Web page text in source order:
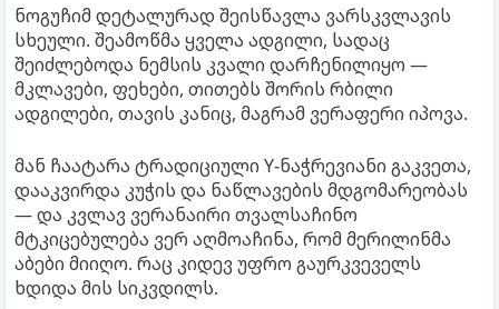
ნოგუჩიმ დეტალურად შეისწავლა ვარსკვლავის
სხეული. შეამოწმა ყველა ადგილი, სადაც
შეიძლებოდა ნემსის კვალი დარჩენილიყო —
მკლავები, ფეხები, თითებს შორის რბილი
ადგილები, თავის კანიც, მაგრამ ვერაფერი იპოვა.
მან ჩაატარა ტრადიციული Y-ნაჭრევიანი გაკვეთა,
დააკვირდა კუჭის და ნაწლავების მდგომარეობას
— და კვლავ ვერანაირი თვალსაჩინო
მტკიცებულება ვერ აღმოაჩინა, რომ მერილინმა
აბები მიიღო. რაც კიდევ უფრო გაურკვეველს
ხდიდა მის სიკვდილს.